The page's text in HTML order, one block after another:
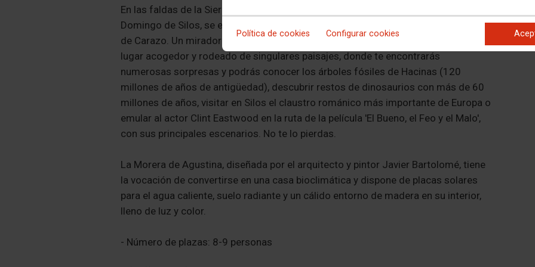
Política de cookies Configurar cookies
En las faldas de la Sierra del Carazo, a 11 kilómetros del Monasterio de Santo
Domingo de Silos, se encuentra la casa rural La Morera de Agustina, en Villanueva
de Carazo. Un mirador natural donde contemplar toda la sierra de la Demanda y un
lugar acogedor y rodeado de singulares paisajes, donde te encontrarás
numerosas sorpresas y podrás conocer los árboles fósiles de Hacinas (120
millones de años de antigüedad), descubrir restos de dinosaurios con más de 60
millones de años, visitar en Silos el claustro románico más importante de Europa o
emular al actor Clint Eastwood en la ruta de la película 'El Bueno, el Feo y el Malo',
con sus principales escenarios. No te lo pierdas.
La Morera de Agustina, diseñada por el arquitecto y pintor Javier Bartolomé, tiene
la vocación de convertirse en una casa bioclimática y dispone de placas solares
para el agua caliente, suelo radiante y un cálido entorno de madera en su interior,
lleno de luz y color.
- Número de plazas: 8-9 personas